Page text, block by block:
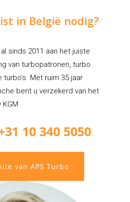
in België nodig?
sinds 2011 aan het juiste
van turbopatronen, turbo
Met ruim 35 jaar
bent u verzekerd van het
10 340 5050
van APS Turbo